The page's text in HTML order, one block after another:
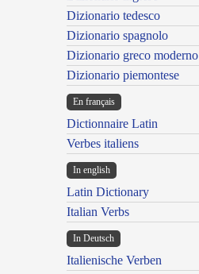
Dizionario tedesco
Dizionario spagnolo
Dizionario greco moderno
Dizionario piemontese
En français
Dictionnaire Latin
Verbes italiens
In english
Latin Dictionary
Italian Verbs
In Deutsch
Italienische Verben